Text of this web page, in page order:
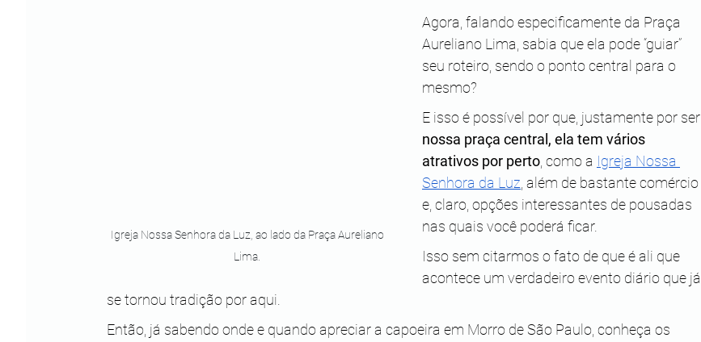
Igreja Nossa Senhora da Luz, ao lado da Praça Aureliano
Lima.
Agora, falando especificamente da Praça
Aureliano Lima, sabia que ela pode “guiar”
seu roteiro, sendo o ponto central para o
mesmo?
E isso é possível por que, justamente por ser
nossa praça central, ela tem vários
atrativos por perto , como a Igreja Nossa
Senhora da Luz , além de bastante comércio
e, claro, opções interessantes de pousadas
nas quais você poderá ficar.
Isso sem citarmos o fato de que é ali que
acontece um verdadeiro evento diário que já
se tornou tradição por aqui.
Então, já sabendo onde e quando apreciar a capoeira em Morro de São Paulo, conheça os